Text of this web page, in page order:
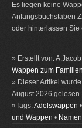
Es liegen keine
Anfangsbuchstaben
oder hinterlassen Sie
» Erstellt von:
Wappen zum
» Dieser Artikel
August 2026 gelesen.
»Tags:Adelswappen •
und Wappen •